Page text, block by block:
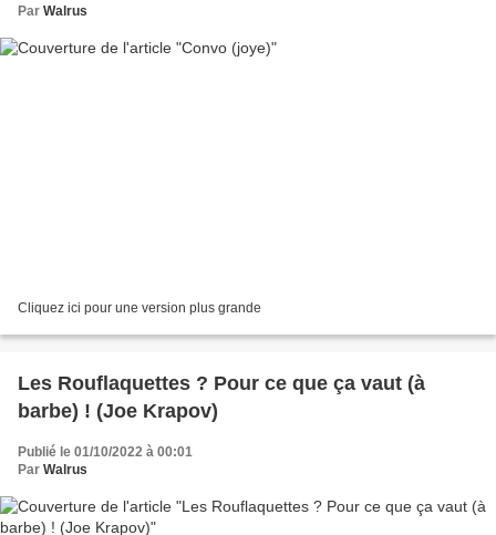
Par Walrus
Cliquez ici pour une version plus grande
Les Rouflaquettes ? Pour ce que ça vaut (à
barbe) ! (Joe Krapov)
Publié le 01/10/2022 à 00:01
Par Walrus